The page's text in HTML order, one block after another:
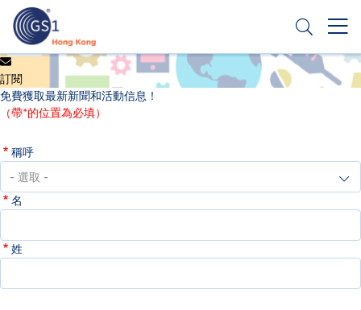
內
容
Header
Top
Second
Menu
申請條碼
訂閱
免費獲取最新新聞和活動信息！
（帶*的位置為必填）
稱呼
名
姓